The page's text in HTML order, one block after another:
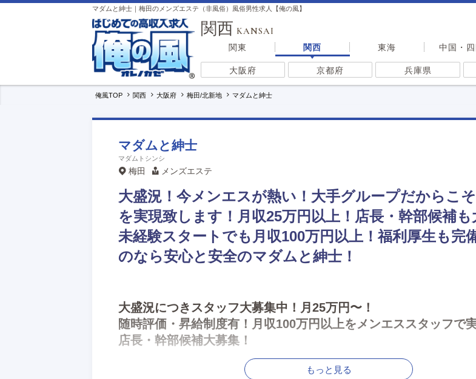
マダムと紳士｜梅田のメンズエステ（非風俗）風俗男性求人【俺の風】
関西 KANSAI
関東 関西 東海 中国・四
大阪府 京都府 兵庫県
俺風TOP 関西 大阪府 梅田/北新地 マダムと紳士
マダムと紳士
マダムトシンシ
梅田 メンズエステ
大盛況！今メンエスが熱い！大手グループだからこ
を実現致します！月収25万円以上！店長・幹部候補も
未経験スタートでも月収100万円以上！福利厚生も完
のなら安心と安全のマダムと紳士！
大盛況につきスタッフ大募集中！月25万円〜！
随時評価・昇給制度有！月収100万円以上をメンエススタッフで
店長・幹部候補大募集！
もっと見る